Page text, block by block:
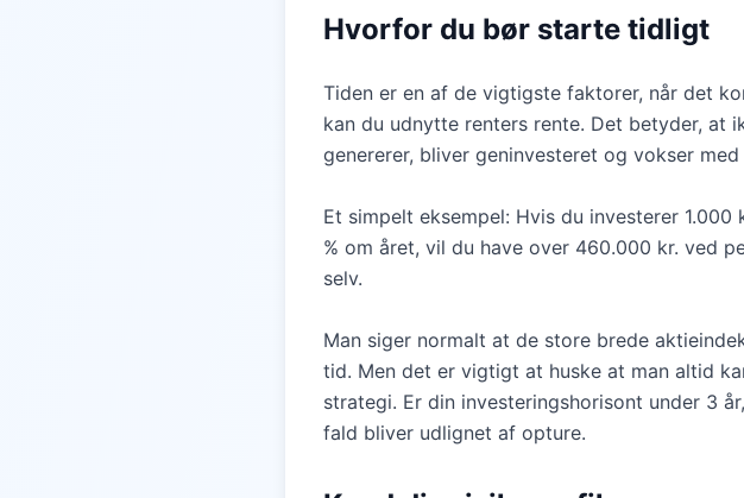
Hvorfor du bør starte tidligt
Tiden er en af de vigtigste faktorer, når det
kan du udnytte renters rente. Det betyder, at
genererer, bliver geninvesteret og vokser med
Et simpelt eksempel: Hvis du investerer
% om året, vil du have over 460.000 kr. ved
selv.
Man siger normalt at de store brede
tid. Men det er vigtigt at huske at man altid
strategi. Er din investeringshorisont under 3
fald bliver udlignet af opture.